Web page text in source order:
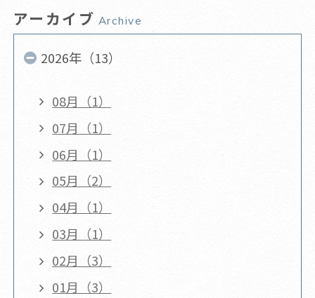
アーカイブ Archive
2026年（13）
08月（1）
07月（1）
06月（1）
05月（2）
04月（1）
03月（1）
02月（3）
01月（3）